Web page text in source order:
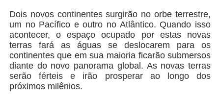
Dois novos continentes surgirão no orbe terrestre,
um no Pacífico e outro no Atlântico. Quando isso
acontecer, o espaço ocupado por estas novas
terras fará as águas se deslocarem para os
continentes que em sua maioria ficarão submersos
diante do novo panorama global. As novas terras
serão férteis e irão prosperar ao longo dos
próximos milênios.